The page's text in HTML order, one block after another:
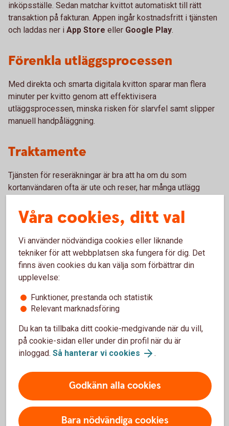
inköpsställe. Sedan matchar kvittot automatiskt till rätt
transaktion på fakturan. Appen ingår kostnadsfritt i tjänsten
och laddas ner i App Store eller Google Play.
Förenkla utläggsprocessen
Med direkta och smarta digitala kvitton sparar man flera
minuter per kvitto genom att effektivisera
utläggsprocessen, minska risken för slarvfel samt slipper
manuell handpåläggning.
Traktamente
Tjänsten för reseräkningar är bra att ha om du som
kortanvändaren ofta är ute och reser, har många utlägg
reseräkning kan man byta komplicerade uträkningar mot
redovisat traktamente genom att:
Fota kvittot genom appen
Lägg till resa samt ange avreseort och destination för
inrikes eller utrikes resor
Swedbank och Entercard samarbetar med Dicom Expense,
smidigare.
Vill du veta mer om Expense?
Gå in på expense.se/swedbank
eller kontakta
Expense direkt på 08-121 305 80.
Har du eller ditt företag inte Betalkort Företag idag?
Våra cookies, ditt val
Vi använder nödvändiga cookies eller liknande
tekniker för att webbplatsen ska fungera för dig. Det
finns även cookies du kan välja som förbättrar din
upplevelse:
Funktioner, prestanda och statistik
Relevant marknadsföring
Du kan ta tillbaka ditt cookie-medgivande när du vill,
på cookie-sidan eller under din profil när du är
inloggad. Så hanterar vi cookies .
Godkänn alla cookies
Bara nödvändiga cookies